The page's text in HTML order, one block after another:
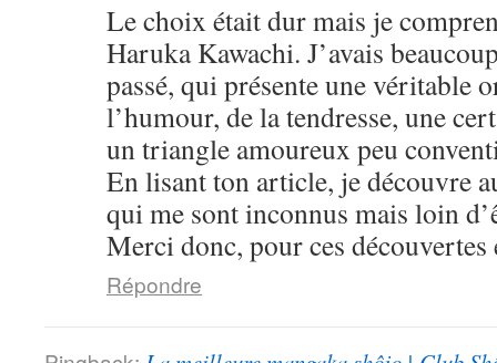
Le choix était dur mais je
Haruka Kawachi. J’avais
passé, qui présente une véritable
l’humour, de la tendresse, une
un triangle amoureux peu
En lisant ton article, je découvre
qui me sont inconnus mais loin
Merci donc, pour ces
Répondre